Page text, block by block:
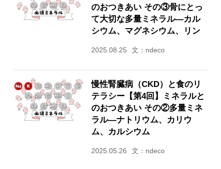
のおつきあい その③骨にとっ
て大切な多量ミネラル―カル
シウム、マグネシウム、リン
2025.08.25 文：ndeco
慢性腎臓病（CKD）と食のリ
テラシー【第4回】ミネラルと
のおつきあい その②多量ミネ
ラル―ナトリウム、カリウ
ム、カルシウム
2025.05.26 文：ndeco